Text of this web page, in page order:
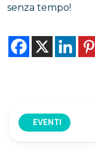
senza tempo!
EVENTI